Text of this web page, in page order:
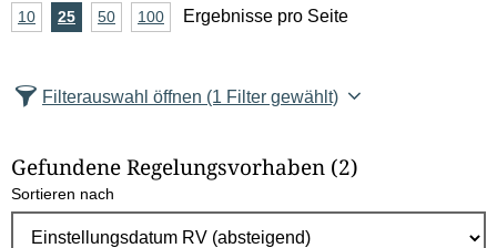
zurück
vor
A
z
l
E
10Ergebnisse
25Ergebnisse
50Ergebnisse
100Ergebnisse
Ergebnisse pro Seite
Filterauswahl öffnen (1 Filter gewählt)
Gefundene Regelungsvorhaben (2)
Sortieren nach